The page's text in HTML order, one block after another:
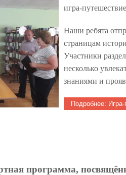
игра-
Наши ребята
страницам
Участники
несколько
знаниями и
Подробнее:
программа,